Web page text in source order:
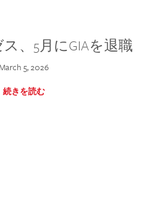
、5月にGIAを退職
March 5, 2026
続きを読む